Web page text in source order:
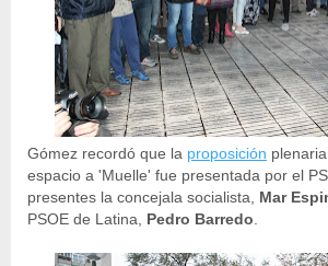
Gómez recordó que la proposición
espacio a 'Muelle' fue presentada por el
presentes la concejala socialista, Mar
PSOE de Latina, Pedro Barredo.